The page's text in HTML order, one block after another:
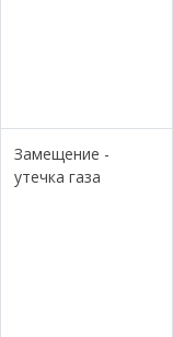
Замещение -
утечка газа